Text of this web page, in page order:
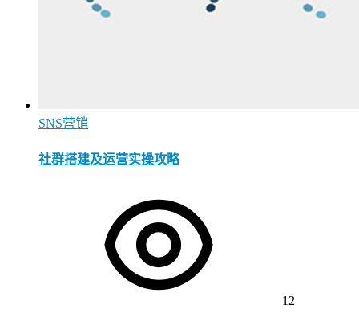
SNS营销
社群搭建及运营实操攻略
12